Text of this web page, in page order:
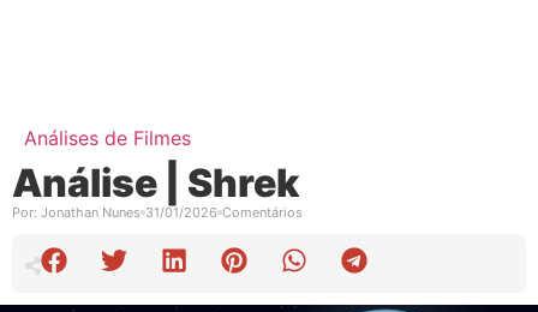
Análises de Filmes
Análise | Shrek
Por: Jonathan Nunes 31/01/2026 Comentários